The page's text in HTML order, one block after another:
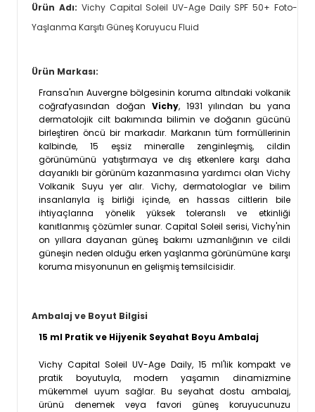
Ürün Adı: Vichy Capital Soleil UV-Age Daily SPF 50+ Foto-
Yaşlanma Karşıtı Güneş Koruyucu Fluid
Ürün Markası:
Fransa'nın Auvergne bölgesinin koruma altındaki volkanik
coğrafyasından doğan Vichy, 1931 yılından bu yana
dermatolojik cilt bakımında bilimin ve doğanın gücünü
birleştiren öncü bir markadır. Markanın tüm formüllerinin
kalbinde, 15 eşsiz mineralle zenginleşmiş, cildin
görünümünü yatıştırmaya ve dış etkenlere karşı daha
dayanıklı bir görünüm kazanmasına yardımcı olan Vichy
Volkanik Suyu yer alır. Vichy, dermatologlar ve bilim
insanlarıyla iş birliği içinde, en hassas ciltlerin bile
ihtiyaçlarına yönelik yüksek toleranslı ve etkinliği
kanıtlanmış çözümler sunar. Capital Soleil serisi, Vichy'nin
on yıllara dayanan güneş bakımı uzmanlığının ve cildi
güneşin neden olduğu erken yaşlanma görünümüne karşı
koruma misyonunun en gelişmiş temsilcisidir.
Ambalaj ve Boyut Bilgisi
15 ml Pratik ve Hijyenik Seyahat Boyu Ambalaj
Vichy Capital Soleil UV-Age Daily, 15 ml'lik kompakt ve
pratik boyutuyla, modern yaşamın dinamizmine
mükemmel uyum sağlar. Bu seyahat dostu ambalaj,
ürünü denemek veya favori güneş koruyucunuzu